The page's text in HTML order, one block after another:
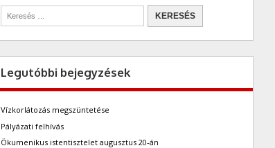
Legutóbbi bejegyzések
Vízkorlátozás megszüntetése
Pályázati felhívás
Ökumenikus istentisztelet augusztus 20-án